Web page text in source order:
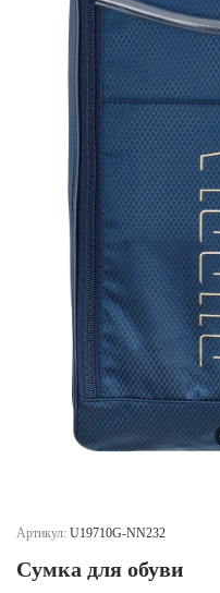
Нижегородская область (1)
Новосибирская область (3)
Омская область (5)
Республика Башкортостан (3)
Республика Крым (1)
Республика Татарстан (2)
Ростовская область (2)
Самарская область (1)
Санкт-Петербург и ЛО (3)
Саратовская область (1)
Свердловская область (5)
Северная Осетия (2)
Смоленская область (1)
Ставропольский край (5)
Томская область (1)
Тульская область (1)
Тюменская область (3)
Челябинская область (2)
Ямало-Ненецкий автономный округ
Артикул: U19710G-NN232
Сумка для обуви